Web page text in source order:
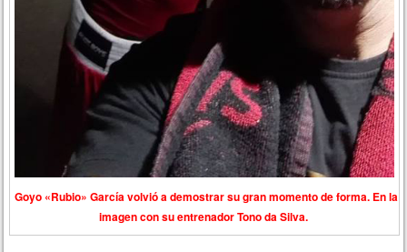
Goyo «Rubio» García volvió a demostrar su gran momento de forma. En la
imagen con su entrenador Tono da Silva.